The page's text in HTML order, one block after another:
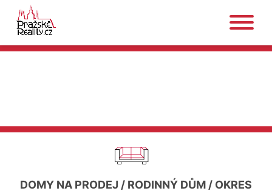
DOMY NA PRODEJ / RODINNÝ DŮM / OKRES